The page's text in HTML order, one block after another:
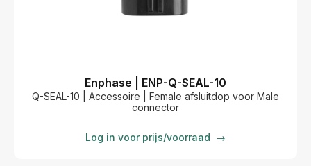
Enphase | ENP-Q-SEAL-10
Q-SEAL-10 | Accessoire | Female afsluitdop voor Male
connector
Log in voor prijs/voorraad →